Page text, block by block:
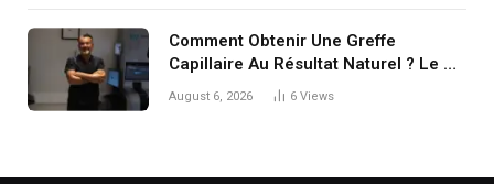
Comment Obtenir Une Greffe
Capillaire Au Résultat Naturel ? Le Dr
Koray Erdoğan Explique Les Clés
August 6, 2026 6 Views